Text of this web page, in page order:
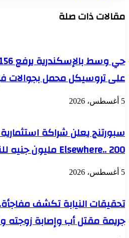
الإسكندرية
لدوري
مقالات ذات صلة
على تروسيكل محمل بجوالات
5 أغسطس، 2026
سبورتنج يعلن شراكة
Elsewhere.. 200 مليون جنيه للنادي خلال عام
5 أغسطس، 2026
تحقيقات النيابة تكشف
جريمة مقتل أب وإصابة زوجته